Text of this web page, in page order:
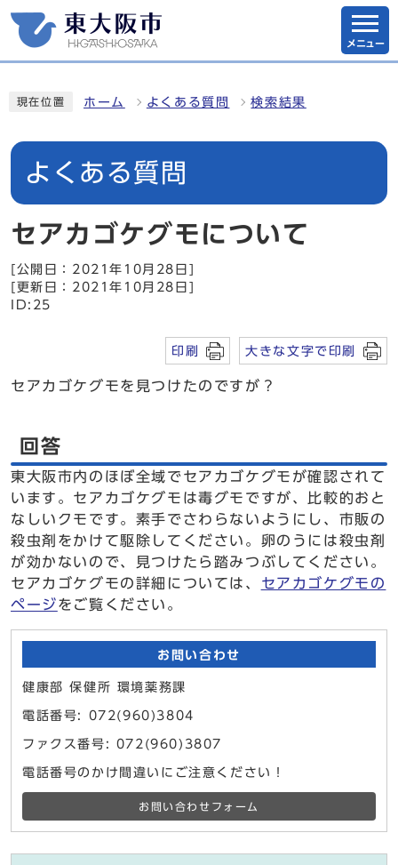
メニュー
現在位置 ホーム よくある質問 検索結果
よくある質問
セアカゴケグモについて
[公開日：2021年10月28日]
[更新日：2021年10月28日]
ID:25
印刷 大きな文字で印刷
セアカゴケグモを見つけたのですが？
回答
東大阪市内のほぼ全域でセアカゴケグモが確認されて
います。セアカゴケグモは毒グモですが、比較的おと
なしいクモです。素手でさわらないようにし、市販の
殺虫剤をかけて駆除してください。卵のうには殺虫剤
が効かないので、見つけたら踏みつぶしてください。
セアカゴケグモの詳細については、 セアカゴケグモの
ページをご覧ください。
お問い合わせ
健康部 保健所 環境薬務課
電話番号: 072(960)3804
ファクス番号: 072(960)3807
電話番号のかけ間違いにご注意ください！
お問い合わせフォーム